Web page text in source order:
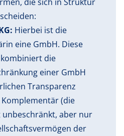
: Hierbei ist die
eine GmbH. Diese
die
einer GmbH
Transparenz
Komplementär (die
unbeschränkt, aber nur
der